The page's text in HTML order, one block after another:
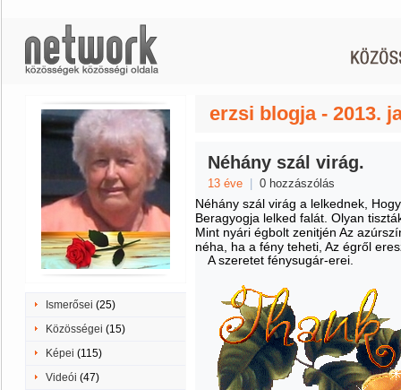
Ismerősei (25)
Közösségei (15)
Képei (115)
Videói (47)
erzsi blogja - 2013.
Néhány szál virág.
13 éve 0 hozzászólás
Néhány szál virág a lelkednek,
Beragyogja lelked falát. Olyan
Mint nyári égbolt zenitjén Az
néha, ha a fény teheti, Az égről
A szeretet fénysugár-erei.